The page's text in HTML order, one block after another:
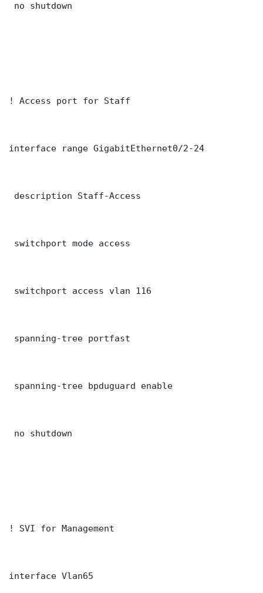
no shutdown
! Access port for Staff
interface range GigabitEthernet0/2-24
description Staff-Access
switchport mode access
switchport access vlan 116
spanning-tree portfast
spanning-tree bpduguard enable
no shutdown
! SVI for Management
interface Vlan65